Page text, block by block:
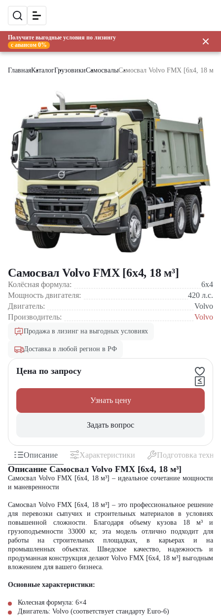
Получите выгодные условия по лизингу
с авансом 0%
ГлавнаяКаталогГрузовикиСамосвалыСамосвал Volvo FMX [6x4, 18 м³]
Самосвал Volvo FMX [6x4, 18 м³]
Колёсная формула:
6x4
Мощность двигателя:
420 л.с.
Двигатель:
Volvo
Производитель:
Volvo
Продажа в лизинг на выгодных условиях
Доставка в любой регион в РФ
Цена по запросу
Узнать цену
Задать вопрос
Описание Характеристики Подготовка
Описание Самосвал Volvo FMX [6x4, 18 м³]
Самосвал Volvo FMX [6x4, 18 м³] – идеальное сочетание мощности
и маневренности
Самосвал Volvo FMX [6x4, 18 м³] – это профессиональное решение
для перевозки сыпучих и строительных материалов в условиях
повышенной сложности. Благодаря объему кузова 18 м³ и
грузоподъемности 33000 кг, эта модель отлично подходит для
работы на строительных площадках, в карьерах и на
промышленных объектах. Шведское качество, надежность и
продуманная конструкция делают Volvo FMX [6x4, 18 м³] выгодным
вложением для вашего бизнеса.
Основные характеристики:
Колесная формула: 6×4
Двигатель: Volvo (соответствует стандарту Euro-6)